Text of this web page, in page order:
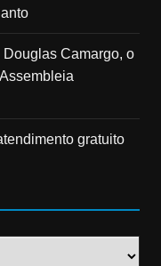
Camargo, o
gratuito